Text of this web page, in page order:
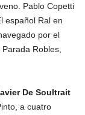
Pablo Copetti
español Ral en
por el
Robles,
De Soultrait
a cuatro